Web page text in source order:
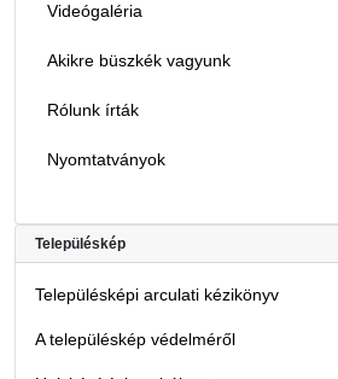
Videógaléria
Akikre büszkék vagyunk
Rólunk írták
Nyomtatványok
Településkép
Településképi arculati kézikönyv
A településkép védelméről